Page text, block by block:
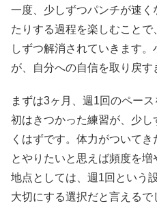
一度、少しずつパンチが速
たりする過程を楽しむこと
しずつ解消されていきます
が、自分への自信を取り戻す
まずは3ヶ月、週1回のペー
初はきつかった練習が、少
くはずです。体力がついて
とやりたいと思えば頻度を
地点としては、週1回という
大切にする選択だと言えるで